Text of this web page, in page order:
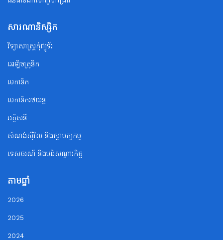
សារណានិស្សិត
វិទ្យាសាស្ត្រកុំព្យូទ័រ
អេឡិចត្រូនិក
មេកានិក
មេកានិករថយន្ត
អគ្គិសនី
សំណង់ស៊ីវិល និងស្ថាបត្យកម្ម
ទេសចរណ័ និងបដិសណ្ឋារកិច្ច
តាមឆ្នាំ
2026
2025
2024